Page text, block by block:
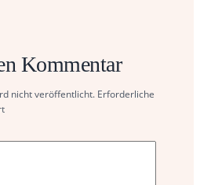
Kommentar
nicht veröffentlicht. Erforderliche